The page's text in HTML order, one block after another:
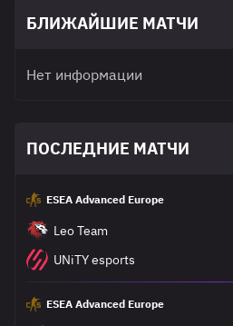
БЛИЖАЙШИЕ МАТЧИ
Нет информации
ПОСЛЕДНИЕ МАТЧИ
ESEA Advanced Europe
Leo Team
UNiTY esports
ESEA Advanced Europe